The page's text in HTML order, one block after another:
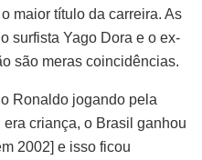
maior título da carreira. As
surfista Yago Dora e o ex-
são meras coincidências.
Ronaldo jogando pela
criança, o Brasil ganhou
2002] e isso ficou